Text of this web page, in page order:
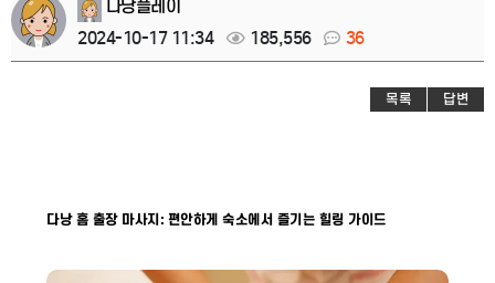
다낭플레이
2024-10-17 11:34
185,556 36
목록 답변
다낭 홈 출장 마사지: 편안하게 숙소에서 즐기는 힐링 가이드